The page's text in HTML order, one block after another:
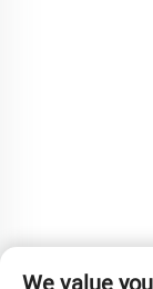
We value